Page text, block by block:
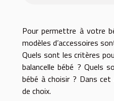
Pour permettre à votre
modèles d’accessoires
Quels sont les critères
balancelle bébé ? Quels
bébé à choisir ? Dans
de choix.